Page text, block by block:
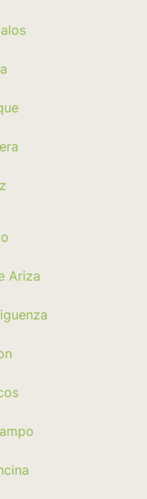
Ariza